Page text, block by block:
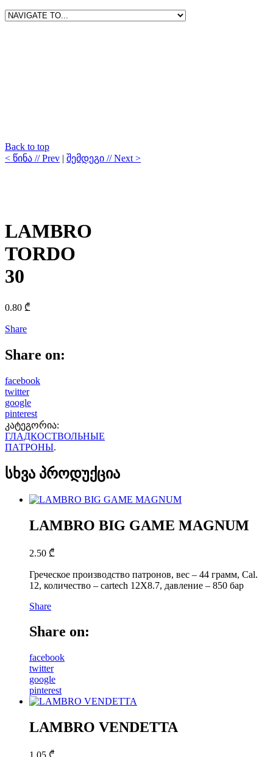
Back to top
< წინა // Prev | შემდეგი // Next >
LAMBRO
TORDO
30
0.80 ₾
Share
Share on:
facebook
twitter
google
pinterest
კატეგორია:
ГЛАДКОСТВОЛЬНЫЕ
ПАТРОНЫ.
სხვა პროდუქცია
LAMBRO BIG GAME MAGNUM
2.50 ₾
Греческое производство патронов, вес – 44 грамм, Cal.
12, количество – cartech 12X8.7, давление – 850 бар
Share
Share on:
facebook
twitter
google
pinterest
LAMBRO VENDETTA